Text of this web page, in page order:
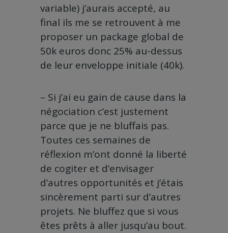
variable) j’aurais accepté, au
final ils me se retrouvent à me
proposer un package global de
50k euros donc 25% au-dessus
de leur enveloppe initiale (40k).
– Si j’ai eu gain de cause dans la
négociation c’est justement
parce que je ne bluffais pas.
Toutes ces semaines de
réflexion m’ont donné la liberté
de cogiter et d’envisager
d’autres opportunités et j’étais
sincèrement parti sur d’autres
projets. Ne bluffez que si vous
êtes prêts à aller jusqu’au bout.